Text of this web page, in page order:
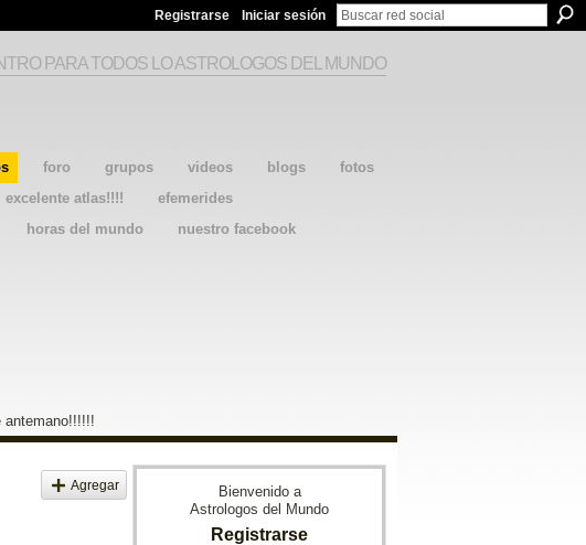
Registrarse Iniciar sesión
foro grupos videos blogs
fotos
excelente atlas!!!!
efemerides
horas del mundo
nuestro facebook
PARA TODOS LO ASTROLOGOS DEL MUNDO
antemano!!!!!!
Agregar
Bienvenido a
Astrologos del Mundo
Registrarse